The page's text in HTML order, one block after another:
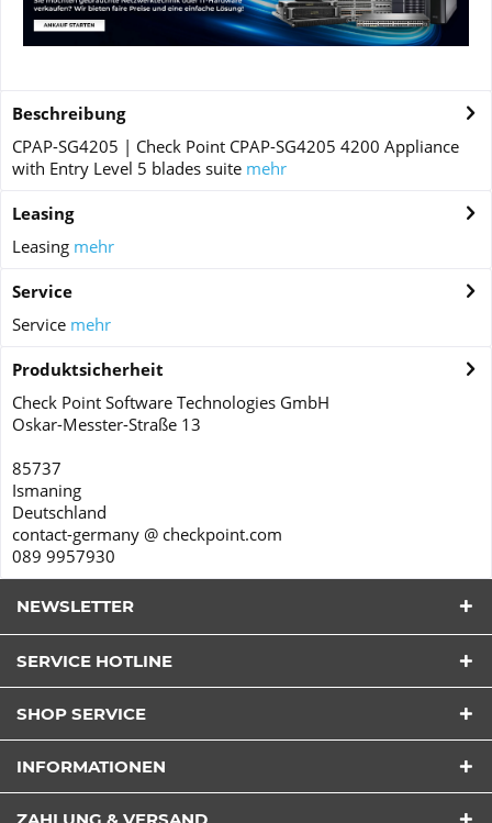
Ich habe dieDatenschutzerklärungverstanden und
stimme zu.*
Felder mit * sind Pflichtfelder
Beschreibung
CPAP-SG4205 | Check Point CPAP-SG4205 4200 Appliance
with Entry Level 5 blades suite mehr
Leasing
Leasing mehr
Service
Service mehr
Produktsicherheit
Check Point Software Technologies GmbH
Oskar-Messter-Straße 13
85737
Ismaning
Deutschland
contact-germany @ checkpoint.com
089 9957930
NEWSLETTER
SERVICE HOTLINE
SHOP SERVICE
INFORMATIONEN